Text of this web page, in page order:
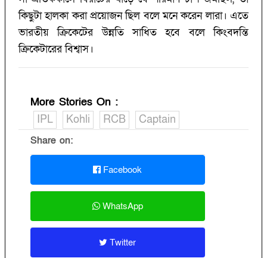
কিছুটা হালকা করা প্রয়োজন ছিল বলে মনে করেন লারা। এতে
ভারতীয় ক্রিকেটের উন্নতি সাধিত হবে বলে কিংবদন্তি
ক্রিকেটারের বিশ্বাস।
More Stories On :
IPL
Kohli RCB Captain
Share on:
Facebook
WhatsApp
Twitter